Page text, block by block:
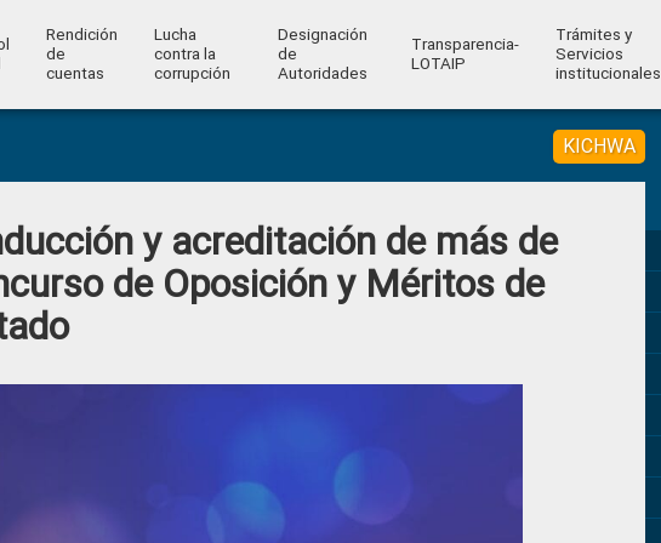
Rendición
de
cuentas
Lucha
contra la
corrupción
Designación
de
Autoridades
Transparencia-
LOTAIP
Trámites y
Servicios
institucionales
KICHWA
y acreditación de más de
de Oposición y Méritos de